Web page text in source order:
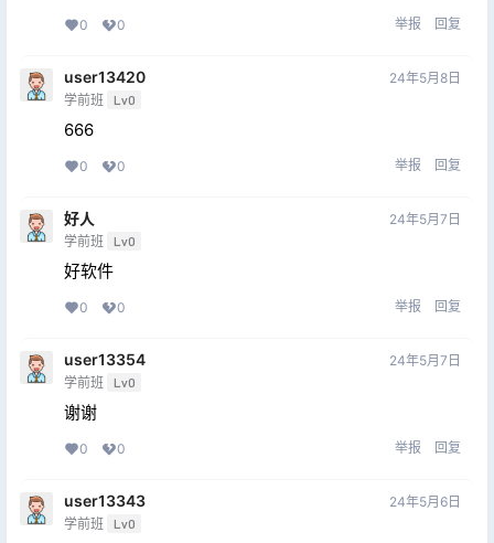
0 0 举报 回复
user13420
学前班 Lv0
24年5月8日
666
0 0 举报 回复
好人
学前班 Lv0
24年5月7日
好软件
0 0 举报 回复
user13354
学前班 Lv0
24年5月7日
谢谢
0 0 举报 回复
user13343
学前班 Lv0
24年5月6日